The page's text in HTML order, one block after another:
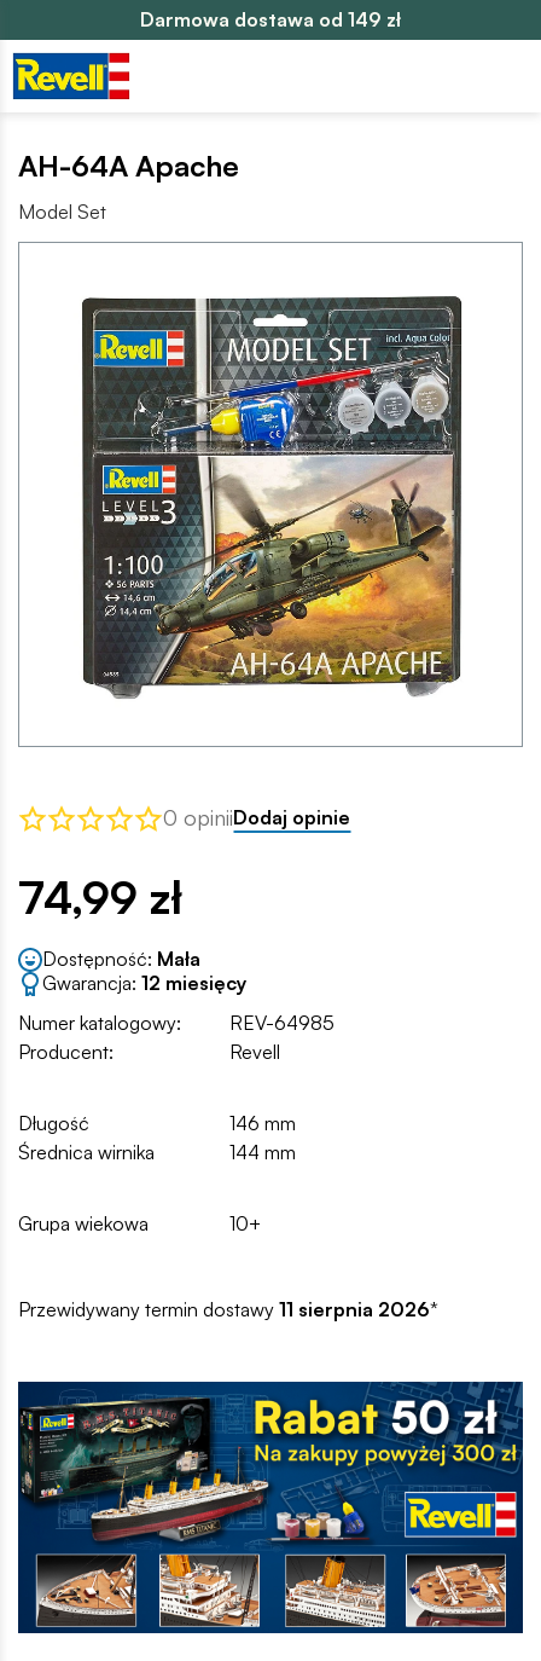
Darmowa dostawa od 149 zł
AH-64A Apache
Model Set
0 opiniiDodaj opinie
74,99 zł
Dostępność: Mała
Gwarancja: 12 miesięcy
Numer katalogowy:
REV-64985
Producent:
Revell
Długość
146 mm
Średnica wirnika
144 mm
Grupa wiekowa 10+
Przewidywany termin dostawy 11 sierpnia 2026*